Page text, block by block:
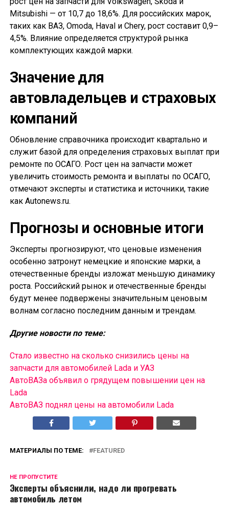
Mitsubishi — от 10,7 до 18,6%. Для российских марок,
таких как ВАЗ, Omoda, Haval и Chery, рост составит 0,9–
4,5%. Влияние определяется структурой рынка
комплектующих каждой марки.
Значение для
автовладельцев и страховых
компаний
Обновление справочника происходит квартально и
служит базой для определения страховых выплат при
ремонте по ОСАГО. Рост цен на запчасти может
увеличить стоимость ремонта и выплаты по ОСАГО,
отмечают эксперты и статистика и источники, такие
как Autonews.ru.
Прогнозы и основные итоги
Эксперты прогнозируют, что ценовые изменения
особенно затронут немецкие и японские марки, а
отечественные бренды изложат меньшую динамику
роста. Российский рынок и отечественные бренды
будут менее подвержены значительным ценовым
волнам согласно последним данным и трендам.
Другие новости по теме:
Стало известно на сколько снизились цены на
запчасти для автомобилей Lada и УАЗ
АвтоВАЗа объявил о грядущем повышении цен на
Lada
АвтоВАЗ поднял цены на автомобили Lada
МАТЕРИАЛЫ ПО ТЕМЕ: FEATURED
НЕ ПРОПУСТИТЕ
Эксперты объяснили, надо ли прогревать
автомобиль летом